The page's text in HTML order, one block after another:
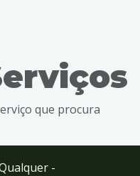
que procura
-